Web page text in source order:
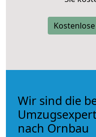
Wir sind die
nach Ornbau